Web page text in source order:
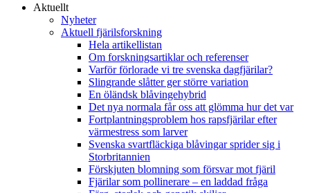
Aktuellt
Nyheter
Aktuell fjärilsforskning
Hela artikellistan
Om forskningsartiklar och referenser
Varför förlorade vi tre svenska dagfjärilar?
Slingrande slåtter ger större variation
En öländsk blåvingehybrid
Det nya normala får oss att glömma hur det var
Fortplantningsproblem hos rapsfjärilar efter
värmestress som larver
Svenska svartfläckiga blåvingar sprider sig i
Storbritannien
Förskjuten blomning som försvar mot fjäril
Fjärilar som pollinerare – en laddad fråga